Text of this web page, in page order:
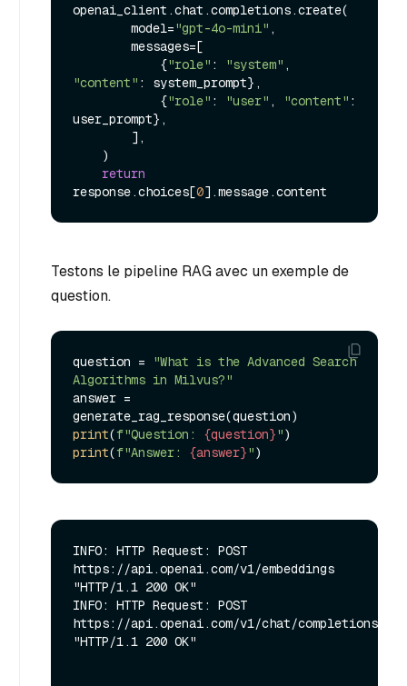
openai_client.chat.completions.create(
        model=
"gpt-4o-mini" ,
            {
"role" : "system"
"content" : system_prompt},
            {
"role" : "user" , "content" :
user_prompt},
return
response.choices[0
Testons le pipeline RAG avec un exemple de
question.
question =
"What is the Advanced Search
Algorithms in Milvus?"
answer =
print(f"Question: {question}"
print(f"Answer: {answer}"
INFO: HTTP Request: POST
https://api.openai.com/v1/embeddings
"HTTP/1.1 200 OK"
INFO: HTTP Request: POST
https://api.openai.com/v1/chat/completions
"HTTP/1.1 200 OK"